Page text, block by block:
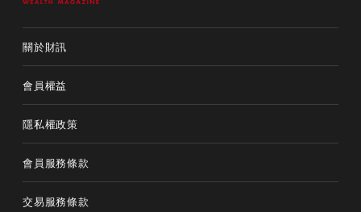
關於財訊
會員權益
隱私權政策
會員服務條款
交易服務條款